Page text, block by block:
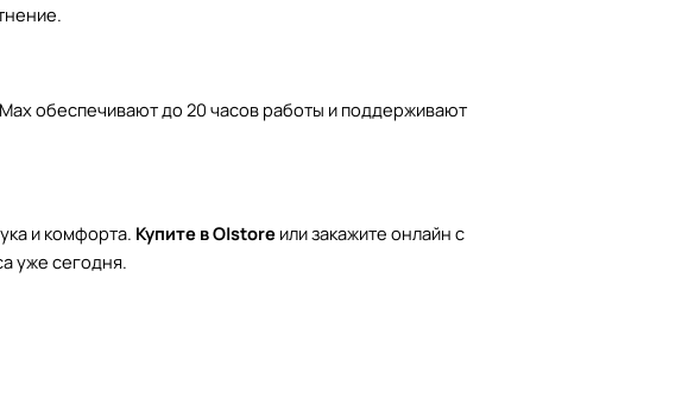
обеспечивают до 20 часов работы и поддерживают
и комфорта. Купите в O|store или закажите онлайн с
уже сегодня.